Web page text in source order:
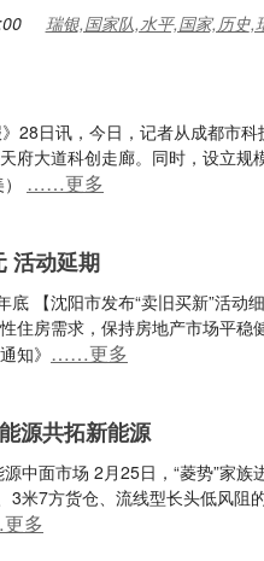
瑞银,国家队,水平,国家,历史,
28日讯，今日，记者从成都市
府大道科创走廊。同时，设立规
……更多
活动延期
【沈阳市发布“卖旧买新”活动
房需求，保持房地产市场平稳
知》 ……更多
源共拓新能源
中面市场 2月25日，“菱势”家族
米7方货仓、流线型长头低风阻
多